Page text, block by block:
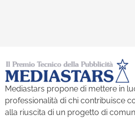
Mediastars propone di mettere in
professionalità di chi contribuisce
alla riuscita di un progetto di